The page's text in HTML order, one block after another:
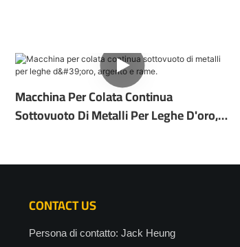
Macchina Per Colata Continua
Sottovuoto Di Metalli Per Leghe D'oro,
CONTACT US
Persona di contatto: Jack Heung